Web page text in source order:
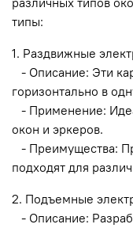
типы:
1. Раздвижные
- Описание: Эти
горизонтально в
- Применение:
окон и эркеров.
- Преимущества:
подходят для
2. Подъемные
- Описание: